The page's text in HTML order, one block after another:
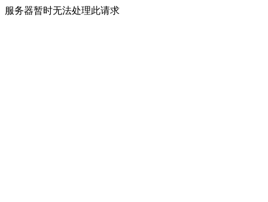
服务器暂时无法处理此请求